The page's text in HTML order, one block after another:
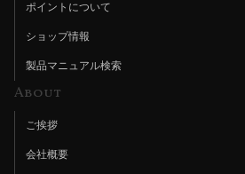
ポイントについて
ショップ情報
製品マニュアル検索
About
ご挨拶
会社概要